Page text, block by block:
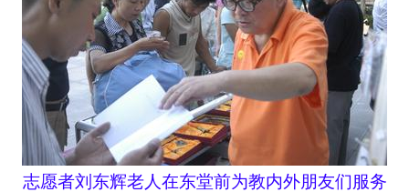
志愿者刘东辉老人在东堂前为教内外朋友们服务